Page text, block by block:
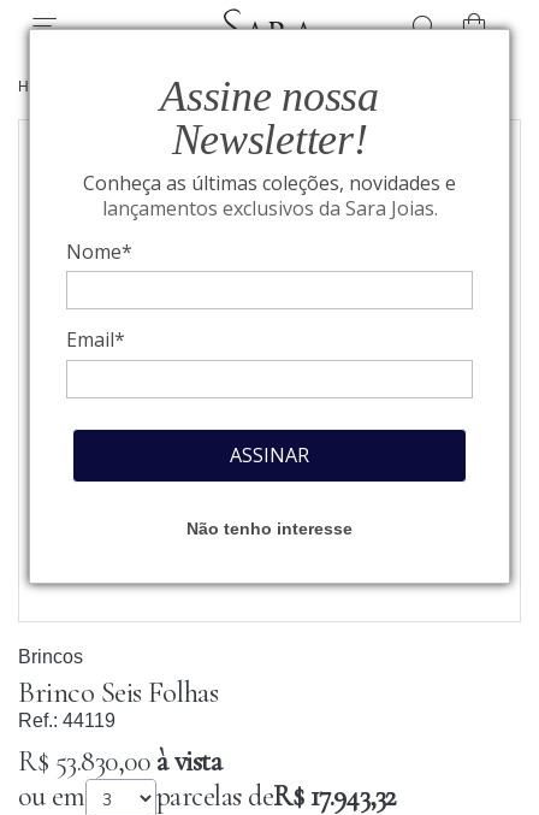
Assine nossa
Newsletter!
Conheça as últimas coleções, novidades e
lançamentos exclusivos da Sara Joias.
Nome*
Email*
ASSINAR
Não tenho interesse
HOME BRINCOS
Brincos
Brinco Seis Folhas
Ref.: 44119
R$ 53.830,00à vista
ou em
parcelas deR$ 17.943,32